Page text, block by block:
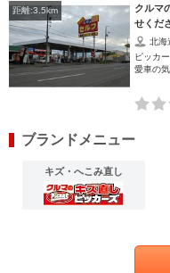
距離:3.5km
クルマ
せくだ
北海
ピッカ
愛車の
ブランドメニュー
キズ・へこみ直し